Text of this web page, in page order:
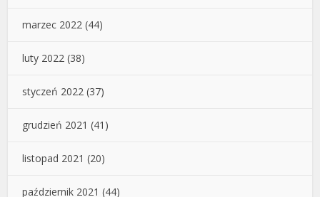
marzec 2022 (44)
luty 2022 (38)
styczeń 2022 (37)
grudzień 2021 (41)
listopad 2021 (20)
październik 2021 (44)